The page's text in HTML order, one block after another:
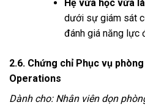
Hệ vừa học vừa
dưới sự giám sát
đánh giá năng lực
2.6. Chứng chỉ Phục vụ
Operations
Dành cho: Nhân viên dọn